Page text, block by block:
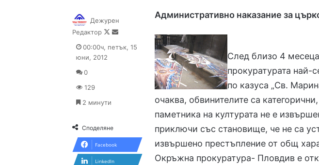
Административно наказание за
След близо 4
прокуратурата най-
по казуса „Св.
очаква, обвинителите са
паметника на културата не е
приключи със становище, че не са
извършено престъпление от общ
Окръжна прокуратура- Пловдив е
Дежурен
Редактор
Follow
X
Send
email
00:00ч, петък, 15
юни, 2012
0
129
2 минути
Споделяне
Facebook
LinkedIn